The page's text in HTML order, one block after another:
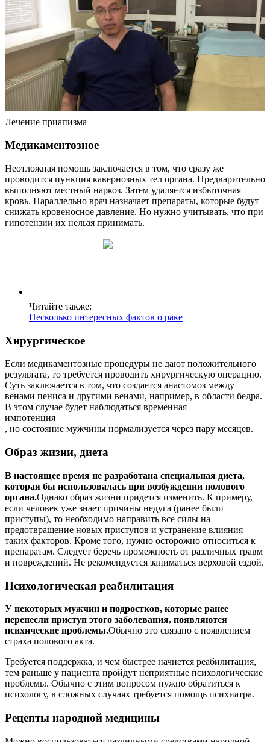
Лечение приапизма
Медикаментозное
Неотложная помощь заключается в том, что сразу же
проводится пункция кавернозных тел органа. Предварительно
выполняют местный наркоз. Затем удаляется избыточная
кровь. Параллельно врач назначает препараты, которые будут
снижать кровеносное давление. Но нужно учитывать, что при
гипотензии их нельзя принимать.
Читайте также:
Несколько интересных фактов о раке
Хирургическое
Если медикаментозные процедуры не дают положительного
результата, то требуется проводить хирургическую операцию.
Суть заключается в том, что создается анастомоз между
венами пениса и другими венами, например, в области бедра.
В этом случае будет наблюдаться временная
импотенция
, но состояние мужчины нормализуется через пару месяцев.
Образ жизни, диета
В настоящее время не разработана специальная диета,
которая бы использовалась при возбуждении полового
органа.Однако образ жизни придется изменить. К примеру,
если человек уже знает причины недуга (ранее были
приступы), то необходимо направить все силы на
предотвращение новых приступов и устранение влияния
таких факторов. Кроме того, нужно осторожно относиться к
препаратам. Следует беречь промежность от различных травм
и повреждений. Не рекомендуется заниматься верховой ездой.
Психологическая реабилитация
У некоторых мужчин и подростков, которые ранее
перенесли приступ этого заболевания, появляются
психические проблемы.Обычно это связано с появлением
страха полового акта.
Требуется поддержка, и чем быстрее начнется реабилитация,
тем раньше у пациента пройдут неприятные психологические
проблемы. Обычно с этим вопросом нужно обратиться к
психологу, в сложных случаях требуется помощь психиатра.
Рецепты народной медицины